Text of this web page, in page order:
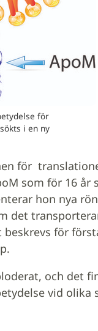
för
i en ny
för
som för 16 år
hon nya
det
för
och det
vid olika